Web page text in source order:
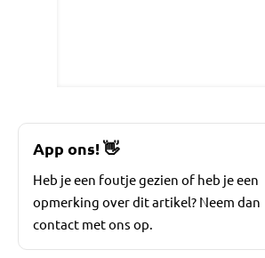
App ons! 👋
Heb je een foutje gezien of heb je een
opmerking over dit artikel? Neem dan
contact met ons op.